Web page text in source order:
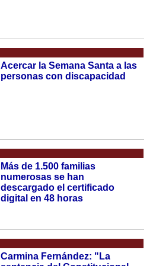
Acercar la Semana Santa a las
personas con discapacidad
Más de 1.500 familias
numerosas se han
descargado el certificado
digital en 48 horas
Carmina Fernández: "La